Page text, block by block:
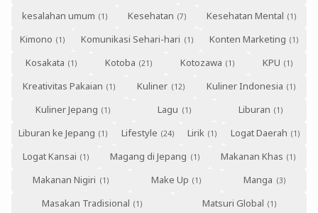
kesalahan umum
Kesehatan
Kesehatan Mental
Kimono
Komunikasi Sehari-hari
Konten Marketing
Kosakata
Kotoba Kotozawa
KPU
Kreativitas Pakaian
Kuliner
Kuliner Indonesia
Kuliner Jepang
Lagu
Liburan
Liburan ke Jepang
Lifestyle Lirik
Logat Daerah
Logat Kansai
Magang di Jepang
Makanan Khas
Makanan Nigiri
Make Up
Manga
Masakan Tradisional
Matsuri Global